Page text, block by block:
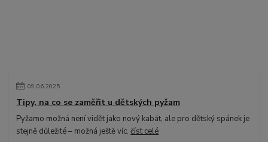
09.06.2025
Tipy, na co se zaměřit u dětských pyžam
Pyžamo možná není vidět jako nový kabát, ale pro dětský spánek je
stejně důležité – možná ještě víc.číst celé